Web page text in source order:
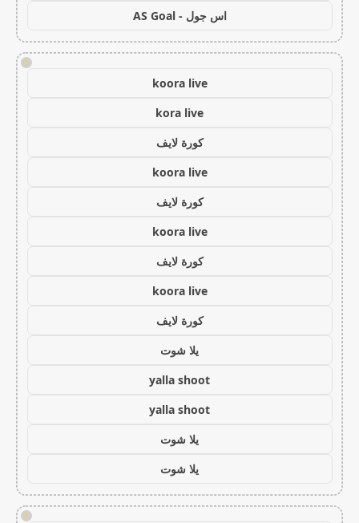
اس جول - AS Goal
!
koora live
kora live
كورة لايف
koora live
كورة لايف
koora live
كورة لايف
koora live
كورة لايف
يلا شوت
yalla shoot
yalla shoot
يلا شوت
يلا شوت
!